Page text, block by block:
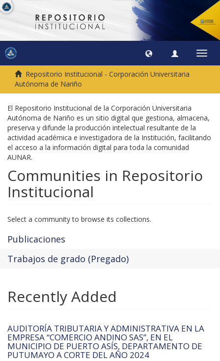
Repositorio Institucional - Corporación Universitaria
Autónoma de Nariño
El Repositorio Institucional de la Corporación Universitaria
Autónoma de Nariño es un sitio digital que gestiona, almacena,
preserva y difunde la producción intelectual resultante de la
actividad académica e investigadora de la Institución, facilitando
el acceso a la información digital para toda la comunidad
AUNAR.
Communities in Repositorio
Institucional
Select a community to browse its collections.
Publicaciones
Trabajos de grado (Pregado)
Recently Added
AUDITORÍA TRIBUTARIA Y ADMINISTRATIVA EN LA
EMPRESA “COMERCIO ANDINO SAS”, EN EL
MUNICIPIO DE PUERTO ASÍS, DEPARTAMENTO DE
PUTUMAYO A CORTE DEL AÑO 2024